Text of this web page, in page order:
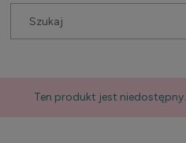
Ten produkt jest niedostępny.